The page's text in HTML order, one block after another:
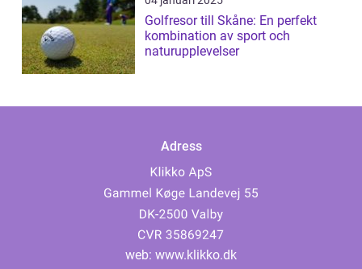
Golfresor till Skåne: En perfekt
kombination av sport och
naturupplevelser
Adress
web: www.klikko.dk